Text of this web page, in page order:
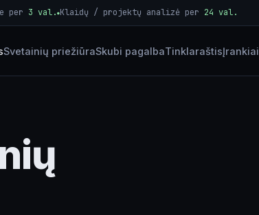
per 3 val. ●Klaidų / projektų analizė per 24 val.
Svetainių priežiūraSkubi pagalbaTinklaraštisĮrankiai